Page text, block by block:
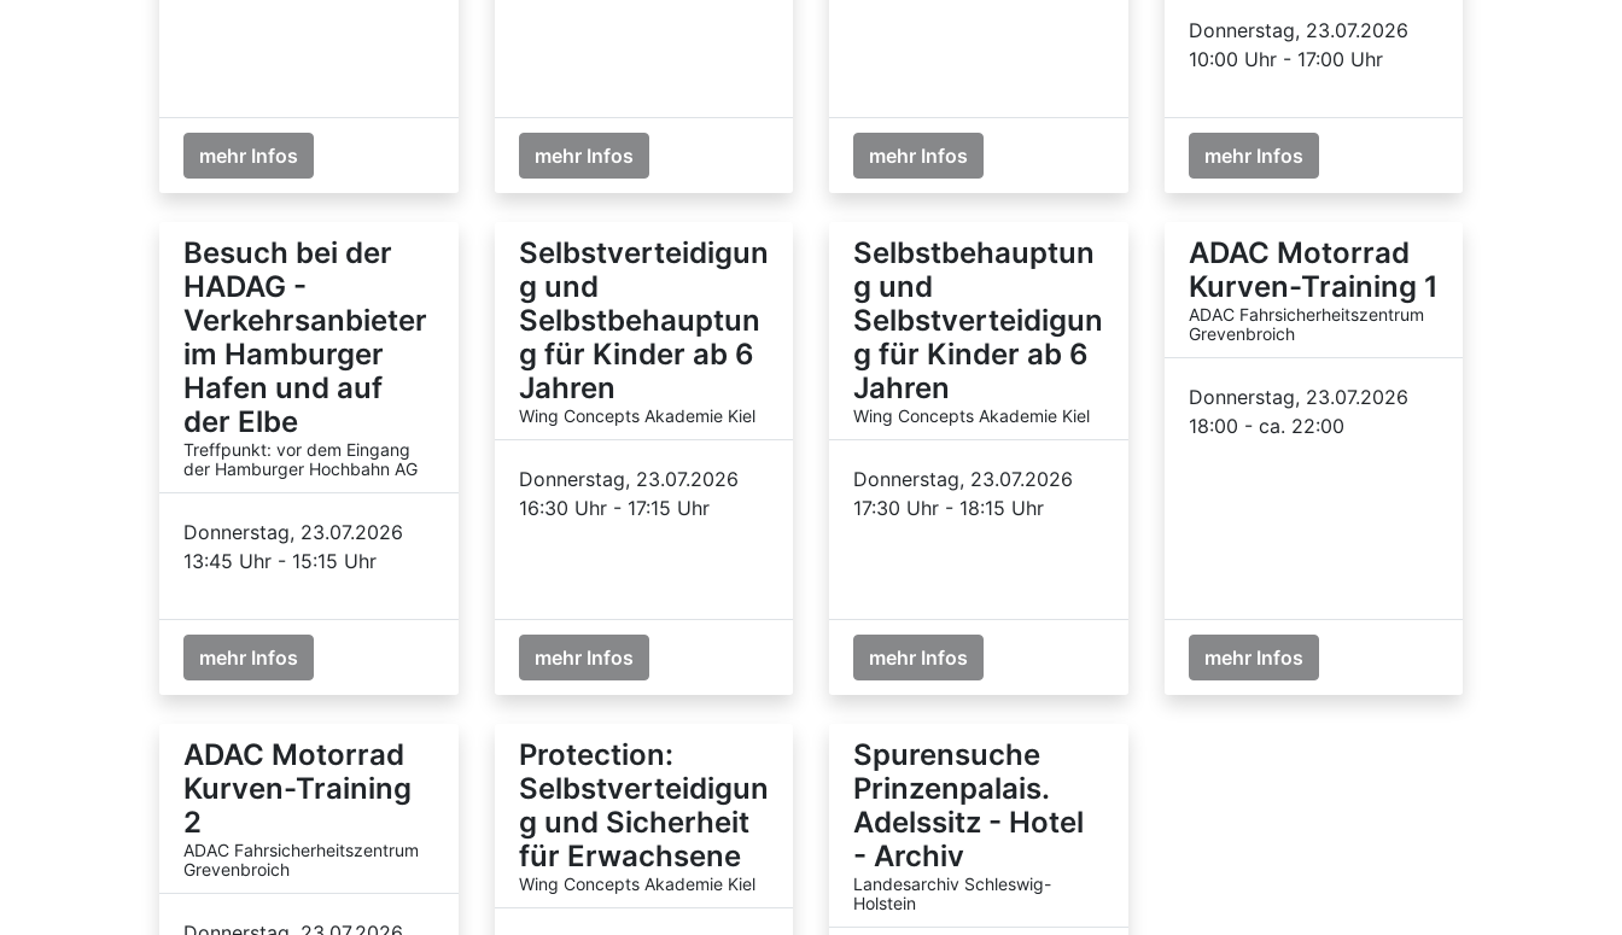
mehr Infos mehr Infos mehr Infos
Donnerstag, 23.07.2026
10:00 Uhr - 17:00 Uhr
mehr Infos
Besuch bei der
HADAG -
Verkehrsanbieter
im Hamburger
Hafen und auf
der Elbe
Treffpunkt: vor dem Eingang
der Hamburger Hochbahn AG
Donnerstag, 23.07.2026
13:45 Uhr - 15:15 Uhr
mehr Infos
Selbstverteidigun
g und
Selbstbehauptun
g für Kinder ab 6
Jahren
Wing Concepts Akademie Kiel
Donnerstag, 23.07.2026
16:30 Uhr - 17:15 Uhr
mehr Infos
Selbstbehauptun
g und
Selbstverteidigun
g für Kinder ab 6
Jahren
Wing Concepts Akademie Kiel
Donnerstag, 23.07.2026
17:30 Uhr - 18:15 Uhr
mehr Infos
ADAC Motorrad
Kurven-Training 1
ADAC Fahrsicherheitszentrum
Grevenbroich
Donnerstag, 23.07.2026
18:00 - ca. 22:00
mehr Infos
ADAC Motorrad
Kurven-Training
2
ADAC Fahrsicherheitszentrum
Grevenbroich
Protection:
Selbstverteidigun
g und Sicherheit
für Erwachsene
Wing Concepts Akademie Kiel
Spurensuche
Prinzenpalais.
Adelssitz - Hotel
- Archiv
Landesarchiv Schleswig-
Holstein